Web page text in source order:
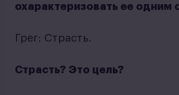
охарактеризовать ее одним
Грег: Страсть.
Страсть? Это цель?